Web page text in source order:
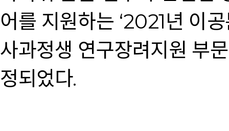
어를 지원하는 ‘2021년 이
사과정생 연구장려지원 부
정되었다.